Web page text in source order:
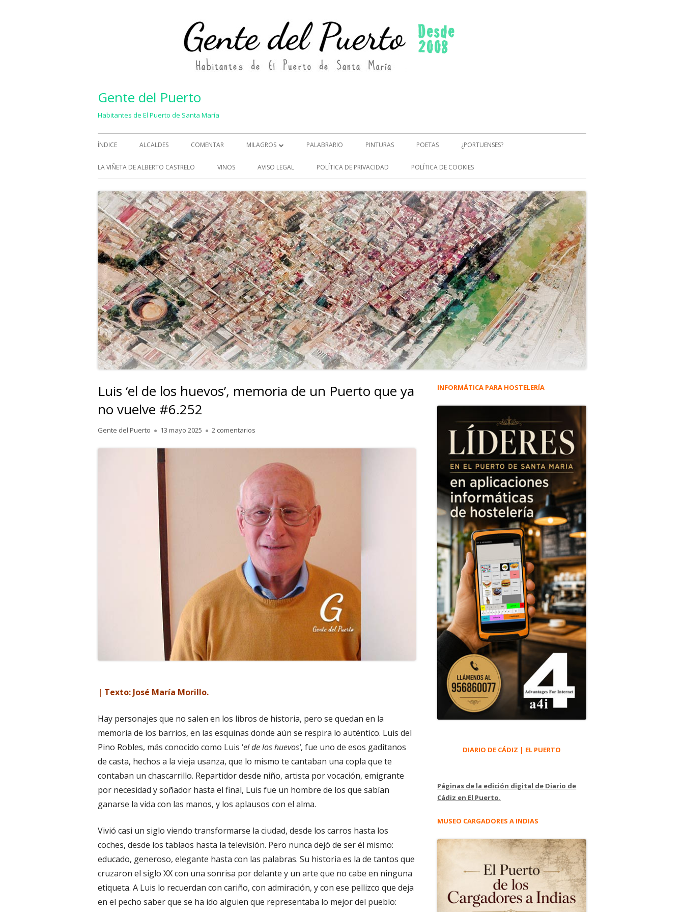
Gente del Puerto
Habitantes de El Puerto de Santa María
Menú
principal
ÍNDICE ALCALDES COMENTAR MILAGROS
MILAGROS (2)
PALABRARIO PINTURAS POETAS ¿PORTUENSES?
LA VIÑETA DE ALBERTO CASTRELO VINOS AVISO LEGAL POLÍTICA DE PRIVACIDAD POLÍTICA DE COOKIES
Luis ‘el de los huevos’, memoria de un Puerto que ya
no vuelve #6.252
Autor
Gente del Puerto
Publicado
13 mayo 2025 2 comentarios en Luis ‘el de los huevos’, memoria de un Puerto que ya no vuelve #6.252
| Texto: José María Morillo.
Hay personajes que no salen en los libros de historia, pero se quedan en la
memoria de los barrios, en las esquinas donde aún se respira lo auténtico. Luis del
Pino Robles, más conocido como Luis ‘el de los huevos’, fue uno de esos gaditanos
de casta, hechos a la vieja usanza, que lo mismo te cantaban una copla que te
contaban un chascarrillo. Repartidor desde niño, artista por vocación, emigrante
por necesidad y soñador hasta el final, Luis fue un hombre de los que sabían
ganarse la vida con las manos, y los aplausos con el alma.
Vivió casi un siglo viendo transformarse la ciudad, desde los carros hasta los
coches, desde los tablaos hasta la televisión. Pero nunca dejó de ser él mismo:
educado, generoso, elegante hasta con las palabras. Su historia es la de tantos que
cruzaron el siglo XX con una sonrisa por delante y un arte que no cabe en ninguna
etiqueta. A Luis lo recuerdan con cariño, con admiración, y con ese pellizco que deja
en el pecho saber que se ha ido alguien que representaba lo mejor del pueblo:
Barra
principal
INFORMÁTICA PARA HOSTELERÍA
DIARIO DE CÁDIZ | EL PUERTO
Páginas de la edición digital de Diario de
Cádiz en El Puerto.
MUSEO CARGADORES A INDIAS